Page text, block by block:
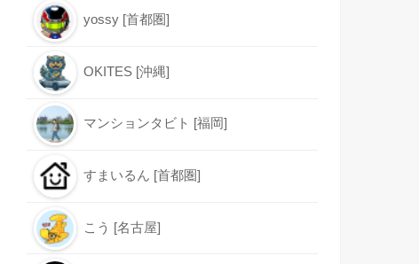
yossy [首都圏]
OKITES [沖縄]
マンションタビト [福岡]
すまいるん [首都圏]
こう [名古屋]